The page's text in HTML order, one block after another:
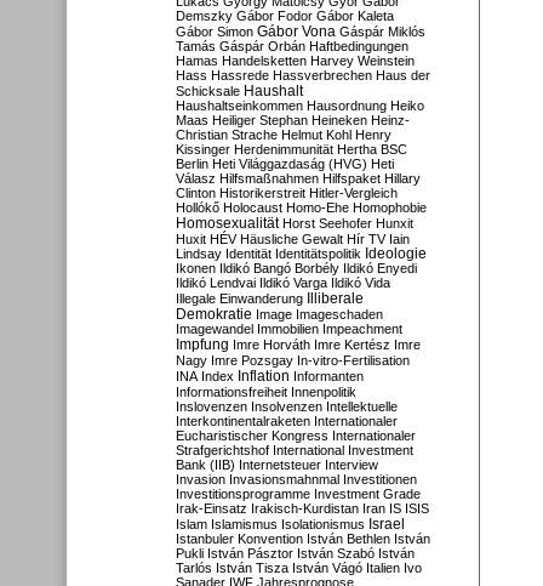
Demszky Gábor Fodor Gábor Kaleta
Gábor Simon Gábor Vona Gáspár Miklós
Tamás Gáspár Orbán Haftbedingungen
Hamas Handelsketten Harvey Weinstein
Hass Hassrede Hassverbrechen Haus der
Schicksale Haushalt
Haushaltseinkommen Hausordnung Heiko
Maas Heiliger Stephan Heineken Heinz-
Christian Strache Helmut Kohl Henry
Kissinger Herdenimmunität Hertha BSC
Berlin Heti Világgazdaság (HVG) Heti
Válasz Hilfsmaßnahmen Hilfspaket Hillary
Clinton Historikerstreit Hitler-Vergleich
Hollókő Holocaust Homo-Ehe Homophobie
Homosexualität Horst Seehofer Hunxit
Huxit HÉV Häusliche Gewalt Hír TV Iain
Lindsay Identität Identitätspolitik Ideologie
Ikonen Ildikó Bangó Borbély Ildikó Enyedi
Ildikó Lendvai Ildikó Varga Ildikó Vida
Illegale Einwanderung Illiberale
Demokratie Image Imageschaden
Imagewandel Immobilien Impeachment
Impfung Imre Horváth Imre Kertész Imre
Nagy Imre Pozsgay In-vitro-Fertilisation
INA Index Inflation Informanten
Informationsfreiheit Innenpolitik
Inslovenzen Insolvenzen Intellektuelle
Interkontinentalraketen Internationaler
Eucharistischer Kongress Internationaler
Strafgerichtshof International Investment
Bank (IIB) Internetsteuer Interview
Invasion Invasionsmahnmal Investitionen
Investitionsprogramme Investment Grade
Irak-Einsatz Irakisch-Kurdistan Iran IS ISIS
Islam Islamismus Isolationismus Israel
Istanbuler Konvention István Bethlen István
Pukli István Pásztor István Szabó István
Tarlós István Tisza István Vágó Italien Ivo
Sanader IWF Jahresprognose